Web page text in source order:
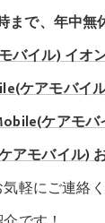
まで、年中無
バイル)イオ
ケアモバイ
ケアモバ
アモバイル)
軽にご連絡